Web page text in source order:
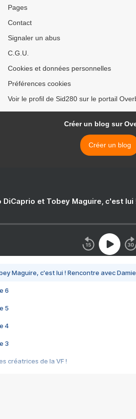
Pages
Contact
Signaler un abus
C.G.U.
Cookies et données personnelles
Préférences cookies
Voir le profil de Sid280 sur le portail
Créer un blog sur
Créer un blog
DiCaprio et Tobey Maguire, c'est
Maguire, c'est lui ! Rencontre avec
6
5
4
3
créatrices de la VF !